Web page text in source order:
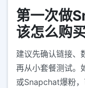
第一次做
该怎么购
建议先确认链接、
再从小套餐测试。
或Snapchat爆粉